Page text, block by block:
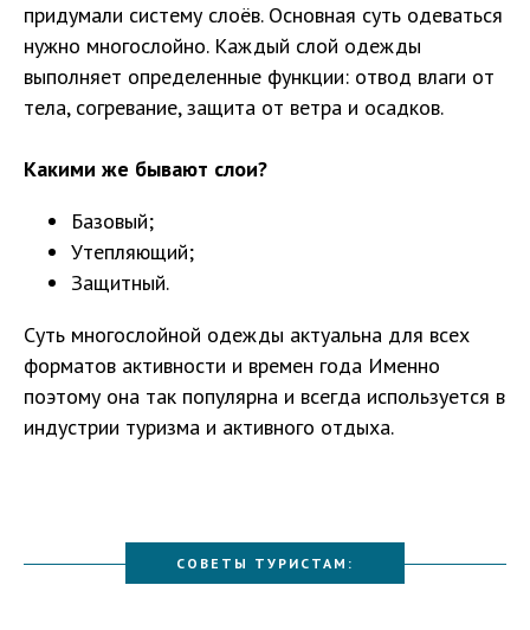
придумали систему слоёв. Основная суть одеваться
нужно многослойно. Каждый слой одежды
выполняет определенные функции: отвод влаги от
тела, согревание, защита от ветра и осадков.
Какими же бывают слои?
Базовый;
Утепляющий;
Защитный.
Суть многослойной одежды актуальна для всех
форматов активности и времен года Именно
поэтому она так популярна и всегда используется в
индустрии туризма и активного отдыха.
СОВЕТЫ ТУРИСТАМ: